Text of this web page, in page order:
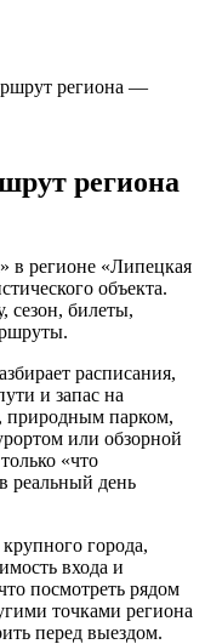
региона —
региона
в регионе «Липецкая
объекта.
сезон, билеты,
расписания,
и запас на
природным парком,
или обзорной
«что
реальный день
города,
входа и
посмотреть рядом
точками региона
перед выездом.